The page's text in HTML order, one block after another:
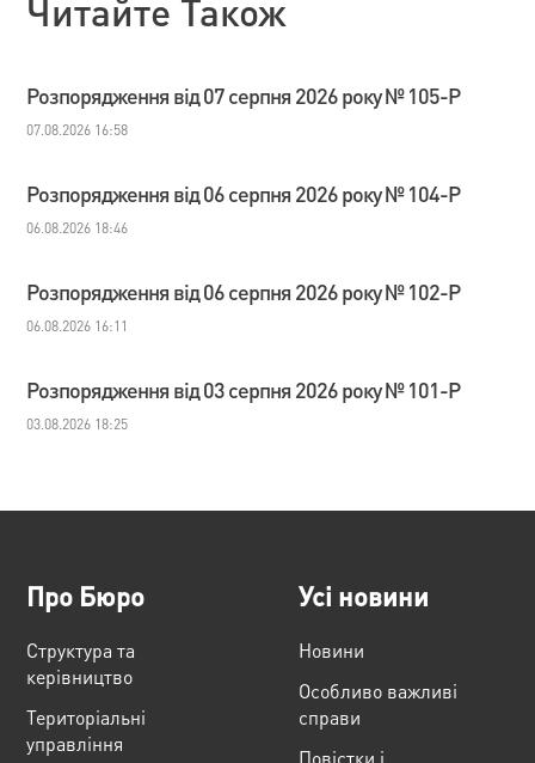
Читайте Також
Розпорядження від 07 серпня 2026 року № 105-Р
07.08.2026 16:58
Розпорядження від 06 серпня 2026 року № 104-Р
06.08.2026 18:46
Розпорядження від 06 серпня 2026 року № 102-Р
06.08.2026 16:11
Розпорядження від 03 серпня 2026 року № 101-Р
03.08.2026 18:25
Про Бюро
Структура та
керівництво
Територіальні
управління
Усі новини
Новини
Особливо важливі
справи
Повістки і